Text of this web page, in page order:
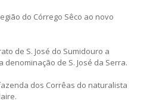
do Córrego Sêco ao novo
de S. José do Sumidouro a
de S. José da Serra.
dos Corrêas do naturalista